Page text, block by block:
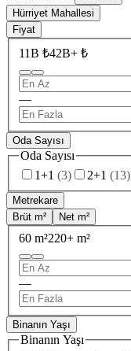
Hürriyet Mahallesi
Fiyat
11B ₺42B+ ₺
—
Oda Sayısı
Oda Sayısı
1+1 (3) 2+1 (13)
Metrekare
Brüt m²
Net m²
60 m²220+ m²
—
Binanın Yaşı
Binanın Yaşı